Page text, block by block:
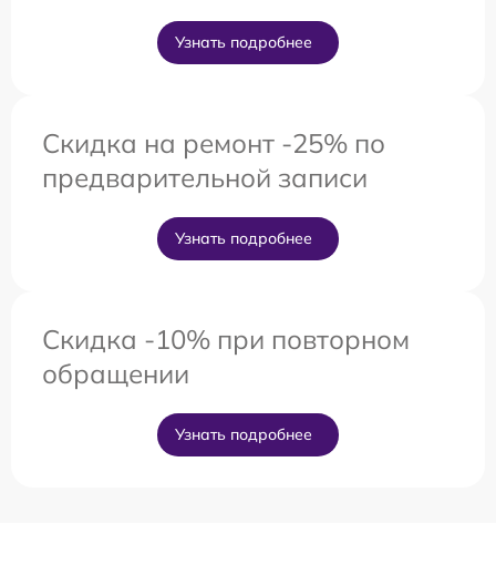
Узнать подробнее
Скидка на ремонт -25% по
предварительной записи
Узнать подробнее
Скидка -10% при повторном
обращении
Узнать подробнее